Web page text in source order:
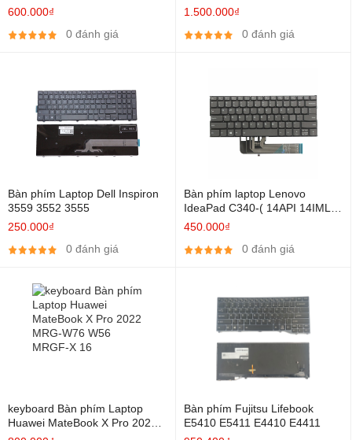
TPN-C161 Zin Led chuẩn US
600.000₫
0 đánh giá
2022 Zin Led
1.500.000₫
0 đánh giá
Bàn phím Laptop Dell Inspiron
3559 3552 3555
250.000₫
0 đánh giá
Bàn phím laptop Lenovo
IdeaPad C340-( 14API 14IML
14IWL ) Zin Led
450.000₫
0 đánh giá
keyboard Bàn phím Laptop
Huawei MateBook X Pro 2022
MRG-W76 W56 MRGF-X 16
Bàn phím Fujitsu Lifebook
E5410 E5411 E4410 E4411